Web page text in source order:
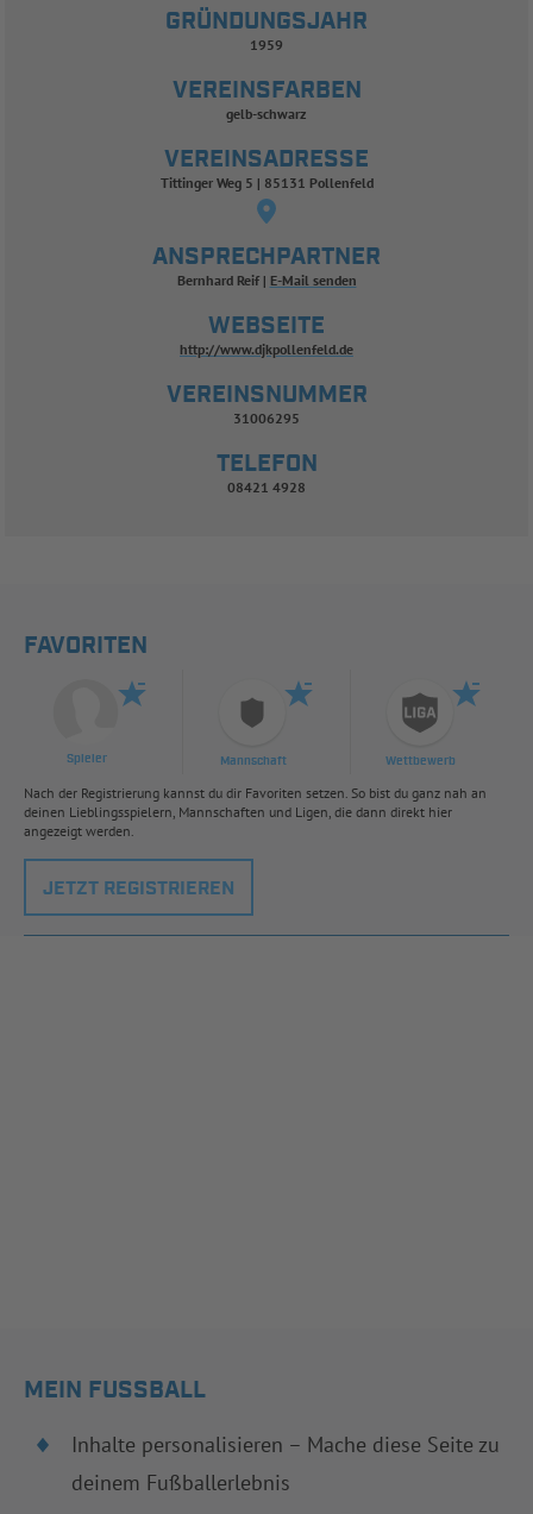
GRÜNDUNGSJAHR
1959
VEREINSFARBEN
gelb-schwarz
VEREINSADRESSE
Tittinger Weg 5 | 85131 Pollenfeld
ANSPRECHPARTNER
Bernhard Reif E-Mail senden
WEBSEITE
http://www.djkpollenfeld.de
VEREINSNUMMER
31006295
TELEFON
08421 4928
FAVORITEN
Spieler Mannschaft Wettbewerb
Nach der Registrierung kannst du dir Favoriten setzen. So bist du ganz nah an
deinen Lieblingsspielern, Mannschaften und Ligen, die dann direkt hier
angezeigt werden.
JETZT REGISTRIEREN
MEIN FUSSBALL
Inhalte personalisieren – Mache diese Seite zu
deinem Fußballerlebnis